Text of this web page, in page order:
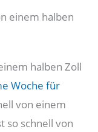
einem halben
halben Zoll
Woche für
von einem
so schnell von